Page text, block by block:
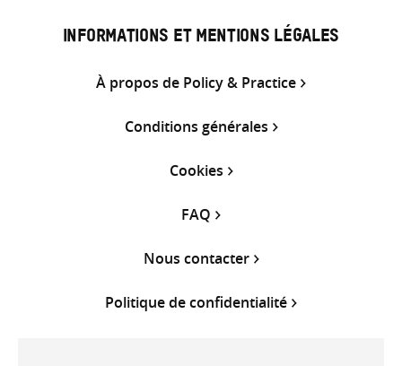
INFORMATIONS ET MENTIONS LÉGALES
À propos de Policy & Practice
Conditions générales
Cookies
FAQ
Nous contacter
Politique de confidentialité